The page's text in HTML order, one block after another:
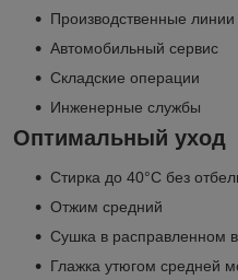
Производственные линии
Автомобильный сервис
Складские операции
Инженерные службы
Оптимальный уход
Стирка до 40°C без
Отжим средний
Сушка в расправленном
Глажка утюгом средней